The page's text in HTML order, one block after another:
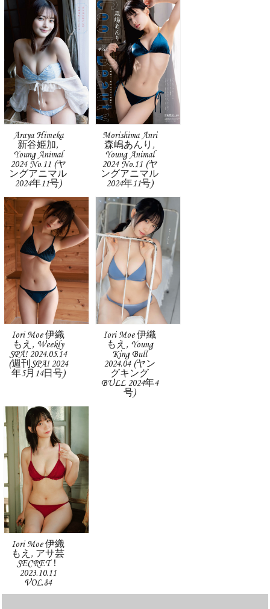
Araya Himeka
新谷姫加,
Young Animal
2024 No.11 (ヤ
ングアニマル
2024年11号)
Morishima Anri
森嶋あんり,
Young Animal
2024 No.11 (ヤ
ングアニマル
2024年11号)
Iori Moe 伊織
もえ, Weekly
SPA! 2024.05.14
(週刊SPA! 2024
年5月14日号)
Iori Moe 伊織
もえ, Young
King Bull
2024.04 (ヤン
グキング
BULL 2024年4
号)
Iori Moe 伊織
もえ, アサ芸
SECRET！
2023.10.11
VOL.84